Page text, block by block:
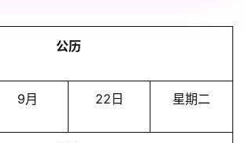
公历
9月 22日 星期二